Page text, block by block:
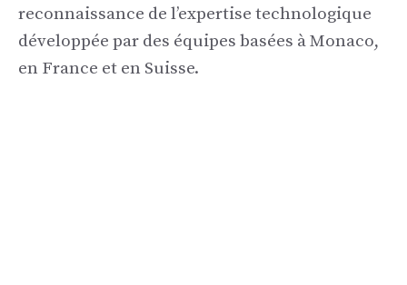
reconnaissance de l’expertise technologique
développée par des équipes basées à Monaco,
en France et en Suisse.